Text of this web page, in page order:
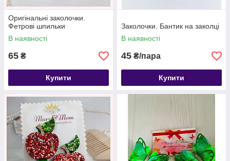
Оригінальні заколочки.
Фетрові шпильки
В наявності
65 ₴
Купити
Заколочки. Бантик на заколці
В наявності
45 ₴/пара
Купити